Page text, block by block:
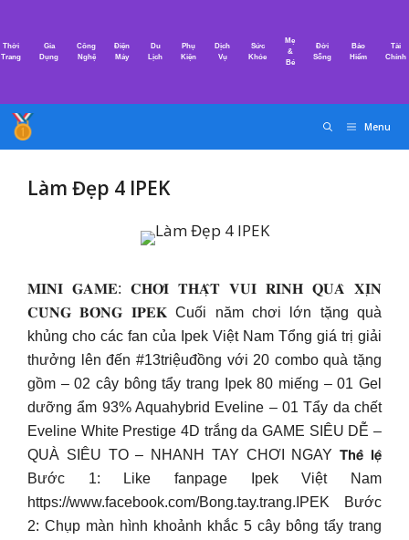
nội
Thời
Trang
Gia
Dụng
Công
Nghệ
Điện
Máy
Du
Lịch
Phụ
Kiện
Dịch
Vụ
Sức
Khỏe
Mẹ
&
Bé
Đời
Sống
Bảo
Hiểm
Tài
Chính
Menu
Làm Đẹp 4 IPEK
𝐌𝐈𝐍𝐈 𝐆𝐀𝐌𝐄: 𝐂𝐇𝐎̛𝐈 𝐓𝐇𝐀̣̂𝐓 𝐕𝐔𝐈 𝐑𝐈𝐍𝐇 𝐐𝐔𝐀̀ 𝐗𝐈̣𝐍
𝐂𝐔̀𝐍𝐆 𝐁𝐎̂𝐍𝐆 𝐈𝐏𝐄𝐊 Cuối năm chơi lớn tặng quà
khủng cho các fan của Ipek Việt Nam Tổng giá trị giải
thưởng lên đến #13triệuđồng với 20 combo quà tặng
gồm – 02 cây bông tẩy trang Ipek 80 miếng – 01 Gel
dưỡng ẩm 93% Aquahybrid Eveline – 01 Tẩy da chết
Eveline White Prestige 4D trắng da GAME SIÊU DỄ –
QUÀ SIÊU TO – NHANH TAY CHƠI NGAY 𝗧𝗵𝗲̂̉ 𝗹𝗲̣̂
Bước 1: Like fanpage Ipek Việt Nam
https://www.facebook.com/Bong.tay.trang.IPEK Bước
2: Chụp màn hình khoảnh khắc 5 cây bông tẩy trang